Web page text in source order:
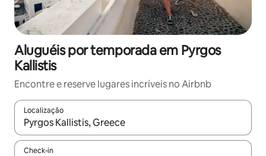
Aluguéis por temporada em Pyrgos
Kallistis
Encontre e reserve lugares incríveis no Airbnb
Localização
Quando os resultados estiverem disponíveis, explore-os
Check-in